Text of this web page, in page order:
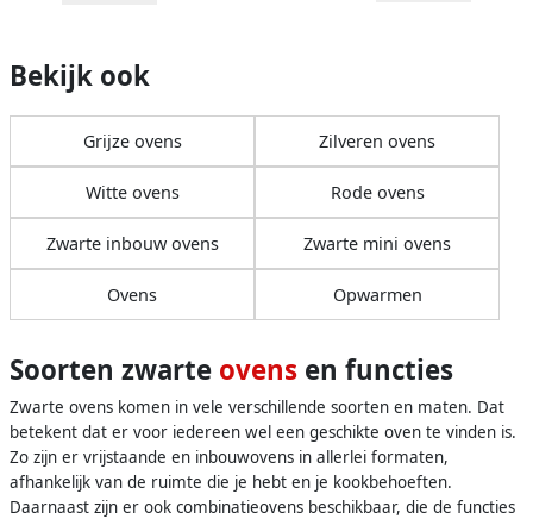
Bekijk ook
Grijze ovens Zilveren ovens
Witte ovens Rode ovens
Zwarte inbouw ovens Zwarte mini ovens
Ovens Opwarmen
Soorten zwarte ovens en functies
Zwarte ovens komen in vele verschillende soorten en maten. Dat
betekent dat er voor iedereen wel een geschikte oven te vinden is.
Zo zijn er vrijstaande en inbouwovens in allerlei formaten,
afhankelijk van de ruimte die je hebt en je kookbehoeften.
Daarnaast zijn er ook combinatieovens beschikbaar, die de functies